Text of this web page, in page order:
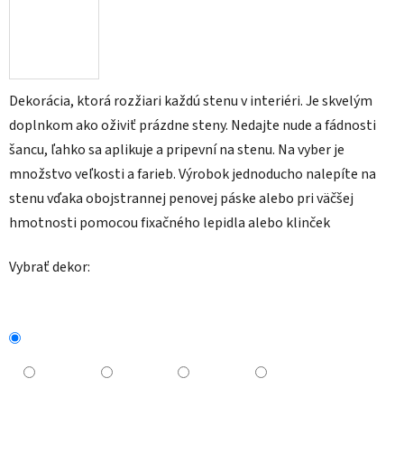
Dekorácia, ktorá rozžiari každú stenu v interiéri. Je skvelým
doplnkom ako oživiť prázdne steny. Nedajte nude a fádnosti
šancu, ľahko sa aplikuje a pripevní na stenu. Na vyber je
množstvo veľkosti a farieb. Výrobok jednoducho nalepíte na
stenu vďaka obojstrannej penovej páske alebo pri väčšej
hmotnosti pomocou fixačného lepidla alebo klinček
Vybrať dekor: